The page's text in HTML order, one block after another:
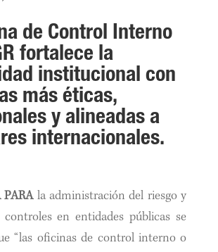
de Control Interno
fortalece la
institucional con
más éticas,
y alineadas a
internacionales.
la administración del riesgo y
en entidades públicas se
“las oficinas de control interno o